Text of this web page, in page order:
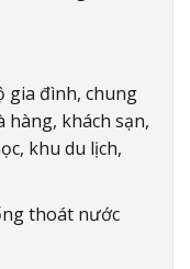
gia đình, chung
khách sạn,
khu du lịch,
thoát nước